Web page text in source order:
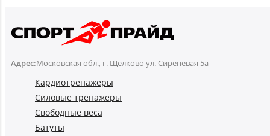
Адрес:Московская обл., г. Щёлково ул. Сиреневая 5а
Кардиотренажеры
Силовые тренажеры
Свободные веса
Батуты